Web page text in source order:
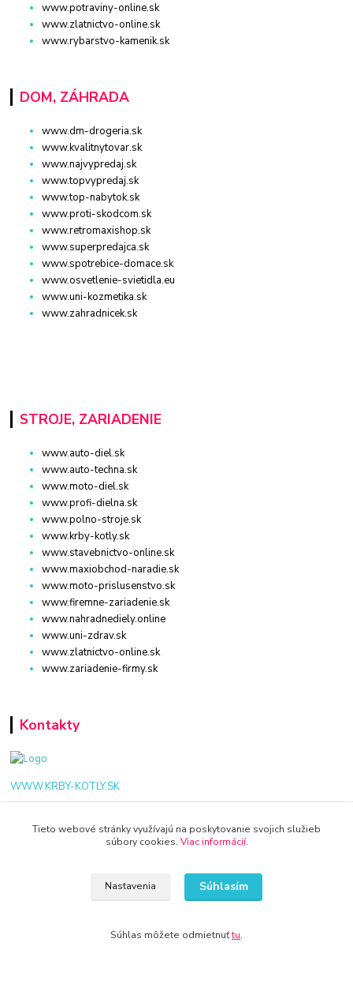
www.potraviny-online.sk
www.zlatnictvo-online.sk
www.rybarstvo-kamenik.sk
DOM, ZÁHRADA
www.dm-drogeria.sk
www.kvalitnytovar.sk
www.najvypredaj.sk
www.topvypredaj.sk
www.top-nabytok.sk
www.proti-skodcom.sk
www.retromaxishop.sk
www.superpredajca.sk
www.spotrebice-domace.sk
www.osvetlenie-svietidla.eu
www.uni-kozmetika.sk
www.zahradnicek.sk
STROJE, ZARIADENIE
www.auto-diel.sk
www.auto-techna.sk
www.moto-diel.sk
www.profi-dielna.sk
www.polno-stroje.sk
www.krby-kotly.sk
www.stavebnictvo-online.sk
www.maxiobchod-naradie.sk
www.moto-prislusenstvo.sk
www.firemne-zariadenie.sk
www.nahradnediely.online
www.uni-zdrav.sk
www.zlatnictvo-online.sk
www.zariadenie-firmy.sk
Kontakty
WWW.KRBY-KOTLY.SK
Tieto webové stránky využívajú na poskytovanie svojich služieb
súbory cookies. Viac informácií.
Nastavenia Súhlasím
Súhlas môžete odmietnuťtu.